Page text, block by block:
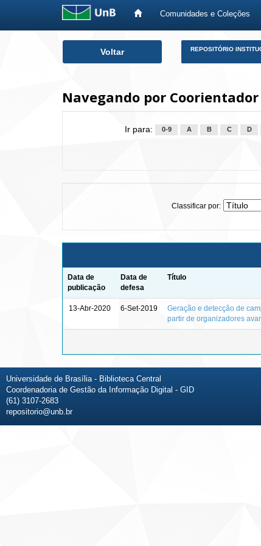
Comunidades e Coleções
Voltar REPOSITÓRIO
Navegando por
Ir para: 0-9 A B C D
Classificar por:
Data de
publicação
Data de
defesa
Título
13-Abr-2020 6-Set-2019
Geração e detecção de
partir de organizadores
Universidade de Brasília - Biblioteca Central
Coordenadoria de Gestão da Informação Digital - GID
(61) 3107-2683
repositorio@unb.br